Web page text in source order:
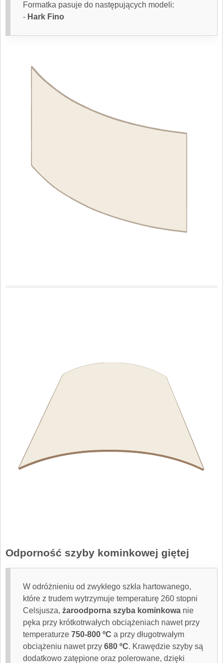
Formatka pasuje do następujących modeli:
- Hark Fino
Odporność szyby kominkowej giętej
W odróżnieniu od zwykłego szkła hartowanego,
które z trudem wytrzymuje temperaturę 260 stopni
Celsjusza, żaroodporna szyba kominkowa nie
pęka przy krótkotrwałych obciążeniach nawet przy
temperaturze 750-800 ºC a przy długotrwałym
obciążeniu nawet przy 680 ºC. Krawędzie szyby są
dodatkowo zatępione oraz polerowane, dzięki